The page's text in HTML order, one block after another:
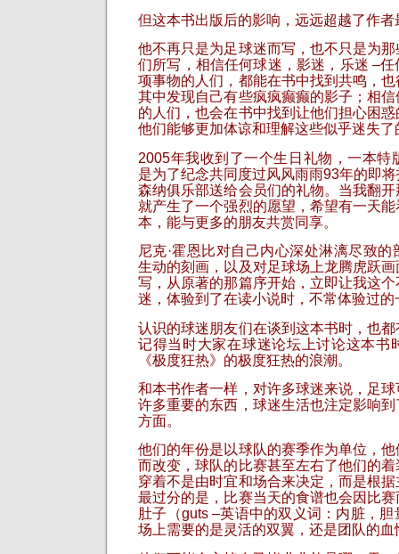
但这本书出版后的影响，远远超越了作者
他不再只是为足球迷而写，也不只是为
们所写，相信任何球迷，影迷，乐迷 –
项事物的人们，都能在书中找到共鸣，
其中发现自己有些疯疯癫癫的影子；相
的人们，也会在书中找到让他们担心困
他们能够更加体谅和理解这些似乎迷失
2005年我收到了一个生日礼物，一本特
是为了纪念共同度过风风雨雨93年的即
森纳俱乐部送给会员们的礼物。当我翻
就产生了一个强烈的愿望，希望有一天
本，能与更多的朋友共赏同享。
尼克·霍恩比对自己内心深处淋漓尽致
生动的刻画，以及对足球场上龙腾虎跃
写，从原著的那篇序开始，立即让我这
迷，体验到了在读小说时，不常体验过
认识的球迷朋友们在谈到这本书时，也
记得当时大家在球迷论坛上讨论这本书
《极度狂热》的极度狂热的浪潮。
和本书作者一样，对许多球迷来说，足
许多重要的东西，球迷生活也注定影响
方面。
他们的年份是以球队的赛季作为单位，
而改变，球队的比赛甚至左右了他们的
穿着不是由时宜和场合来决定，而是根
最过分的是，比赛当天的食谱也会因比
肚子（guts –英语中的双义词：内脏，
场上需要的是灵活的双翼，还是团队的